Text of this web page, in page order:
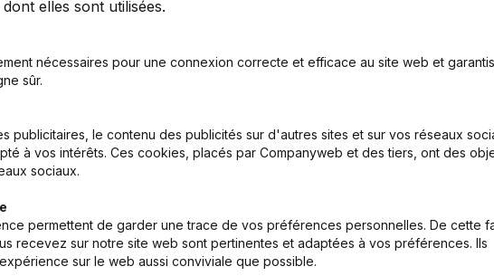
(Nouvelle Personne Morale, Ouverture Succursale, etc...)
Quel est le numéro d'entreprise de Judo Club Ichi Chastre?
elles sont utilisées.
nécessaires pour une connexion correcte et efficace au site web et
sûr.
publicitaires, le contenu des publicités sur d'autres sites et sur vos réseaux
à vos intérêts. Ces cookies, placés par Companyweb et des tiers, ont des
sociaux.
permettent de garder une trace de vos préférences personnelles. De cette
recevez sur notre site web sont pertinentes et adaptées à vos préférences. Ils
sur le web aussi conviviale que possible.